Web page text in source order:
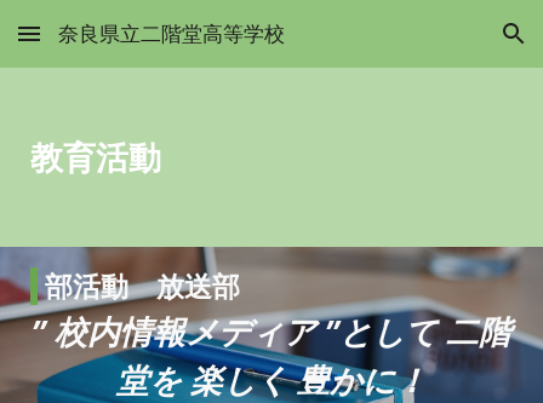
Skip to main content Skip to navigation
奈良県立二階堂高等学校
教育活動
部活動放送部
” 校内情報メディア ”として 二階
堂を 楽しく 豊かに！